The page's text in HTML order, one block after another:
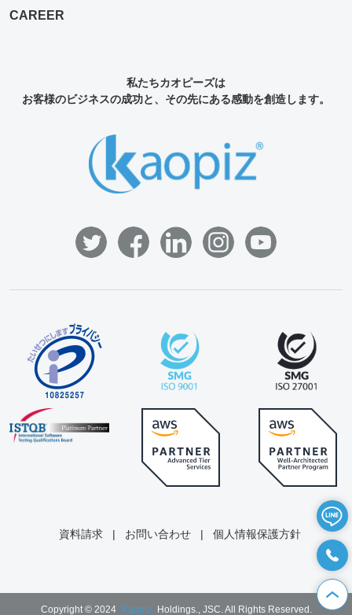
CAREER
私たちカオピーズは
お客様のビジネスの成功と、その先にある感動を創造します。
資料請求 | お問い合わせ | 個人情報保護方針
Copyright © 2024 Kaopiz Holdings., JSC. All Rights Reserved.